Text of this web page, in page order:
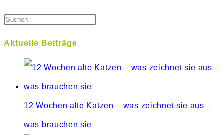
Aktuelle Beiträge
12 Wochen alte Katzen – was zeichnet sie aus –
was brauchen sie